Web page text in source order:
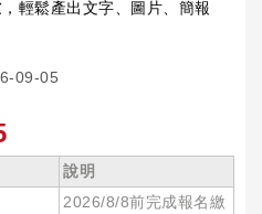
輕鬆產出文字、圖片、簡報
09-05
說明
2026/8/8前完成報名繳